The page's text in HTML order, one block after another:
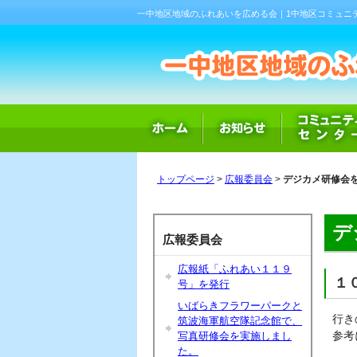
一中地区地域のふれあいを広める会｜1中地区コミュニ
トップページ > 広報委員会 > デジカメ研修会
デ
１
行き
参考
広報委員会
広報紙「ふれあい１１９
号」を発行
いばらきフラワーパークと
筑波海軍航空隊記念館で、
写真研修会を実施しまし
た。